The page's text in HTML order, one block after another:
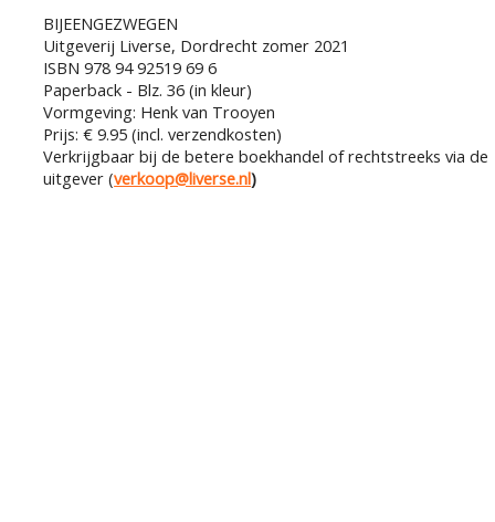
BIJEENGEZWEGEN
Uitgeverij Liverse, Dordrecht zomer 2021
ISBN 978 94 92519 69 6
Paperback - Blz. 36 (in kleur)
Vormgeving: Henk van Trooyen
Prijs: € 9.95 (incl. verzendkosten)
Verkrijgbaar bij de betere boekhandel of rechtstreeks via de
uitgever (verkoop@liverse.nl)